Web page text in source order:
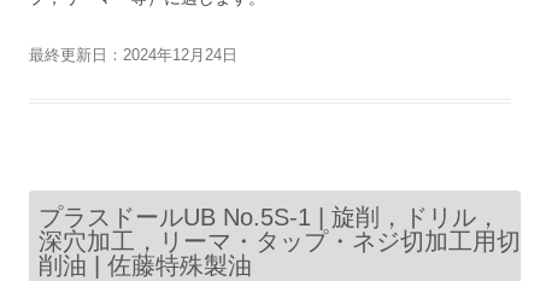
最終更新日：2024年12月24日
プラスドールUB No.5S-1 | 旋削，ドリル，
深穴加工，リーマ・タップ・ネジ切加工用切
削油 | 佐藤特殊製油